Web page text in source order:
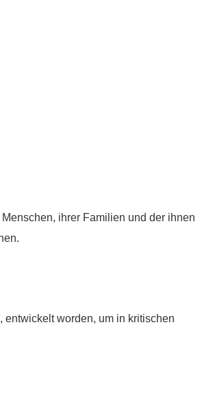
ihrer Familien und der ihnen
worden, um in kritischen